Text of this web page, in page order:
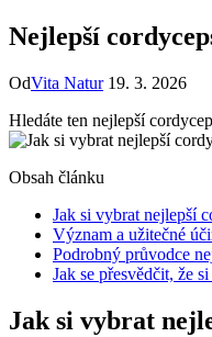
Nejlepší
OdVita Natur 19. 3. 2026
Hledáte ten nejlepší
Obsah článku
Jak si vybrat nejlepší
Význam a užitečné
Podrobný průvodce
Jak se přesvědčit, že
Jak si vybrat